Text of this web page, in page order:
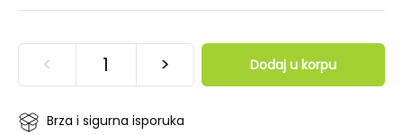
< > Dodaj u korpu
Brza i sigurna isporuka